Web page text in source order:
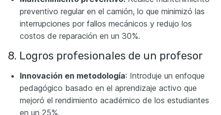
preventivo regular en el camión, lo que minimizó las
interrupciones por fallos mecánicos y redujo los
costos de reparación en un 30%.
8. Logros profesionales de un profesor
Innovación en metodología: Introduje un enfoque
pedagógico basado en el aprendizaje activo que
mejoró el rendimiento académico de los estudiantes
en un 25%.